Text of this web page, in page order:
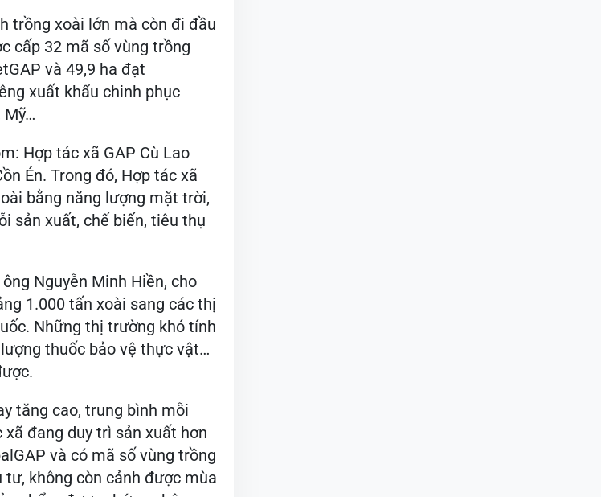
trồng xoài lớn mà còn đi đầu
cấp 32 mã số vùng trồng
và 49,9 ha đạt
xuất khẩu chinh phục
Mỹ…
Hợp tác xã GAP Cù Lao
Én. Trong đó, Hợp tác xã
bằng năng lượng mặt trời,
sản xuất, chế biến, tiêu thụ
Nguyễn Minh Hiền, cho
1.000 tấn xoài sang các thị
Những thị trường khó tính
thuốc bảo vệ thực vật…
tăng cao, trung bình mỗi
đang duy trì sản xuất hơn
và có mã số vùng trồng
không còn cảnh được mùa